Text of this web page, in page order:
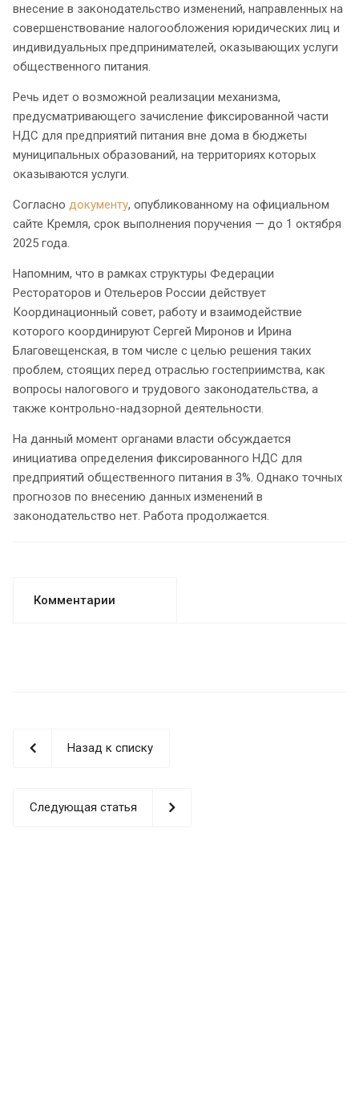
внесение в законодательство изменений, направленных на
совершенствование налогообложения юридических лиц и
индивидуальных предпринимателей, оказывающих услуги
общественного питания.
Речь идет о возможной реализации механизма,
предусматривающего зачисление фиксированной части
НДС для предприятий питания вне дома в бюджеты
муниципальных образований, на территориях которых
оказываются услуги.
Согласно документу, опубликованному на официальном
сайте Кремля, срок выполнения поручения — до 1 октября
2025 года.
Напомним, что в рамках структуры Федерации
Рестораторов и Отельеров России действует
Координационный совет, работу и взаимодействие
которого координируют Сергей Миронов и Ирина
Благовещенская, в том числе с целью решения таких
проблем, стоящих перед отраслью гостеприимства, как
вопросы налогового и трудового законодательства, а
также контрольно-надзорной деятельности.
На данный момент органами власти обсуждается
инициатива определения фиксированного НДС для
предприятий общественного питания в 3%. Однако точных
прогнозов по внесению данных изменений в
законодательство нет. Работа продолжается.
Комментарии
Назад к списку
Следующая статья